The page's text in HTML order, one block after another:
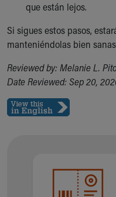
que están lejos.
Si sigues estos pasos,
manteniéndolas bien
Reviewed by: Melanie L.
Date Reviewed: Sep 20,